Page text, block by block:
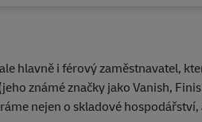
hlavně i férový zaměstnavatel,
známé značky jako Vanish,
nejen o skladové